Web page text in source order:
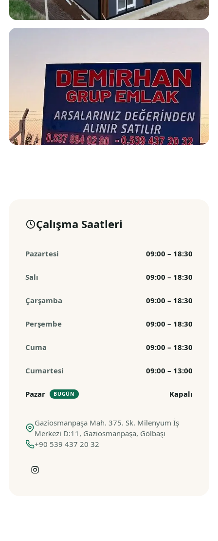
Çalışma Saatleri
Pazartesi 09:00 – 18:30
Salı 09:00 – 18:30
Çarşamba 09:00 – 18:30
Perşembe 09:00 – 18:30
Cuma 09:00 – 18:30
Cumartesi 09:00 – 13:00
Pazar BUGÜN Kapalı
Gaziosmanpaşa Mah. 375. Sk. Milenyum İş
Merkezi D:11, Gaziosmanpaşa, Gölbaşı
+90 539 437 20 32